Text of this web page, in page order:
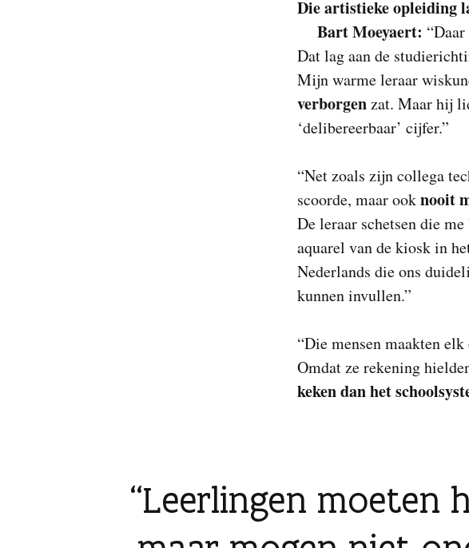
Die artistieke opleiding
Bart Moeyaert:
Dat lag aan de
Mijn warme leraar
verborgenzat. Maar hij
‘delibereerbaar’ cijfer.”
“Net zoals zijn collega
scoorde, maar ooknooit
De leraar schetsen die
aquarel van de kiosk in
Nederlands die ons
kunnen invullen.”
“Die mensen maakten
Omdat ze rekening
keken dan het
Leerlingen moeten